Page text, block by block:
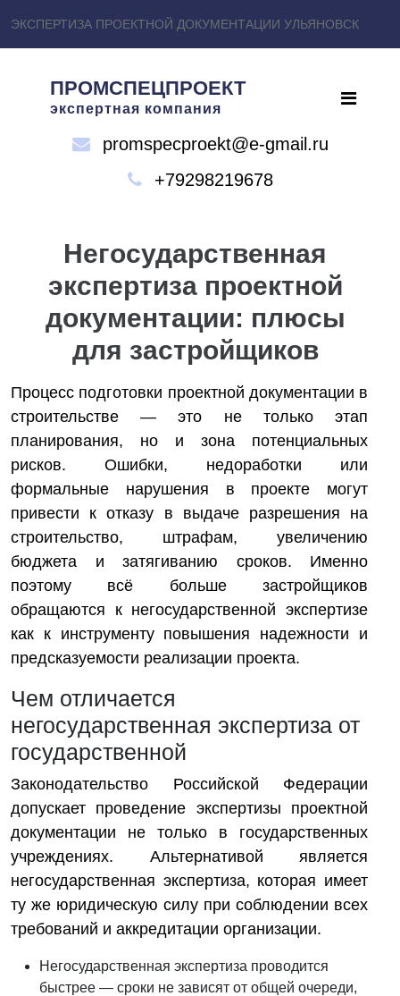
ЭКСПЕРТИЗА ПРОЕКТНОЙ ДОКУМЕНТАЦИИ УЛЬЯНОВСК
ПРОМСПЕЦПРОЕКТ
экспертная компания
promspecproekt@e-gmail.ru
+79298219678
Негосударственная
экспертиза проектной
документации: плюсы
для застройщиков
Процесс подготовки проектной документации в
строительстве — это не только этап
планирования, но и зона потенциальных
рисков. Ошибки, недоработки или
формальные нарушения в проекте могут
привести к отказу в выдаче разрешения на
строительство, штрафам, увеличению
бюджета и затягиванию сроков. Именно
поэтому всё больше застройщиков
обращаются к негосударственной экспертизе
как к инструменту повышения надежности и
предсказуемости реализации проекта.
Чем отличается
негосударственная экспертиза от
государственной
Законодательство Российской Федерации
допускает проведение экспертизы проектной
документации не только в государственных
учреждениях. Альтернативой является
негосударственная экспертиза, которая имеет
ту же юридическую силу при соблюдении всех
требований и аккредитации организации.
Негосударственная экспертиза проводится
быстрее — сроки не зависят от общей очереди,